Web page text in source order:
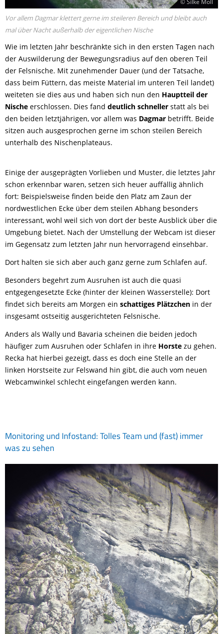
© Silke Moll
Vor allem Dagmar klettert gerne im steileren Bereich und bleibt auch
mal über Nacht außerhalb der eigentlichen Nische
Wie im letzten Jahr beschränkte sich in den ersten Tagen nach
der Auswilderung der Bewegungsradius auf den oberen Teil
der Felsnische. Mit zunehmender Dauer (und der Tatsache,
dass beim Füttern, das meiste Material im unteren Teil landet)
weiteten sie dies aus und haben sich nun den Hauptteil der
Nische erschlossen. Dies fand deutlich schneller statt als bei
den beiden letztjährigen, vor allem was Dagmar betrifft. Beide
sitzen auch ausgesprochen gerne im schon steilen Bereich
unterhalb des Nischenplateaus.
Einige der ausgeprägten Vorlieben und Muster, die letztes Jahr
schon erkennbar waren, setzen sich heuer auffällig ähnlich
fort: Beispielsweise finden beide den Platz am Zaun der
nordwestlichen Ecke über dem steilen Abhang besonders
interessant, wohl weil sich von dort der beste Ausblick über die
Umgebung bietet. Nach der Umstellung der Webcam ist dieser
im Gegensatz zum letzten Jahr nun hervorragend einsehbar.
Dort halten sie sich aber auch ganz gerne zum Schlafen auf.
Besonders begehrt zum Ausruhen ist auch die quasi
entgegengesetzte Ecke (hinter der kleinen Wasserstelle): Dort
findet sich bereits am Morgen ein schattiges Plätzchen in der
insgesamt ostseitig ausgerichteten Felsnische.
Anders als Wally und Bavaria scheinen die beiden jedoch
häufiger zum Ausruhen oder Schlafen in ihre Horste zu gehen.
Recka hat hierbei gezeigt, dass es doch eine Stelle an der
linken Horstseite zur Felswand hin gibt, die auch vom neuen
Webcamwinkel schlecht eingefangen werden kann.
Monitoring und Infostand: Tolles Team und (fast) immer
was zu sehen